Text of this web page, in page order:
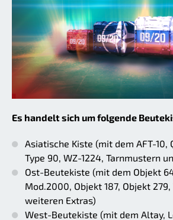
Es handelt sich um folgende
Asiatische Kiste (mit dem AFT-10,
Type 90, WZ-1224, Tarnmustern
Ost-Beutekiste (mit dem Objekt
Mod.2000, Objekt 187, Objekt
weiteren Extras)
West-Beutekiste (mit dem Altay,